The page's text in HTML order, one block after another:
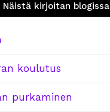
Näistä kirjoitan blogissa
koulutus
purkaminen